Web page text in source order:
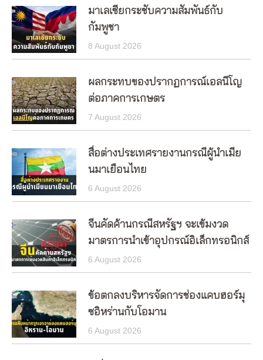
มาเลเซียกระชับความสัมพันธ์กับ
กัมพูชา
8 August 2026
ผลกระทบของปรากฏการณ์เอลนีโญ
ต่อภาคการเกษตร
7 August 2026
สื่อต่างประเทศรายงานกรณีผู้นำเมีย
นมาเยือนไทย
6 August 2026
จีนคัดค้านกรณีสหรัฐฯ จะเข้มงวด
มาตรการนำเข้าอุปกรณ์อิเล็กทรอนิกส์
6 August 2026
ข้อตกลงบริหารจัดการช่องแคบฮอร์มุ
ซอิหร่านกับโอมาน
6 August 2026